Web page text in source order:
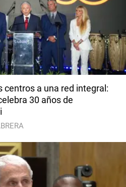
centros a una red integral:
30 años de